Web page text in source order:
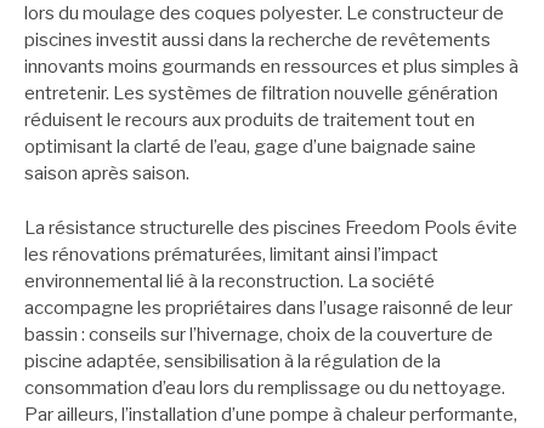
lors du moulage des coques polyester. Le constructeur de
piscines investit aussi dans la recherche de revêtements
innovants moins gourmands en ressources et plus simples à
entretenir. Les systèmes de filtration nouvelle génération
réduisent le recours aux produits de traitement tout en
optimisant la clarté de l’eau, gage d’une baignade saine
saison après saison.
La résistance structurelle des piscines Freedom Pools évite
les rénovations prématurées, limitant ainsi l’impact
environnemental lié à la reconstruction. La société
accompagne les propriétaires dans l’usage raisonné de leur
bassin : conseils sur l’hivernage, choix de la couverture de
piscine adaptée, sensibilisation à la régulation de la
consommation d’eau lors du remplissage ou du nettoyage.
Par ailleurs, l’installation d’une pompe à chaleur performante,